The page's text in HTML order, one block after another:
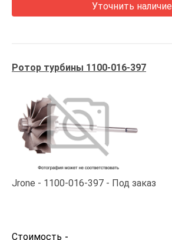
Уточнить наличие
Ротор турбины 1100-016-397
Jrone 1100-016-397 Под заказ
Стоимость -